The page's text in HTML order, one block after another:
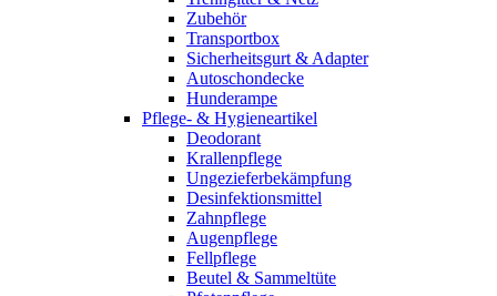
Zubehör
Transportbox
Sicherheitsgurt & Adapter
Autoschondecke
Hunderampe
Pflege- & Hygieneartikel
Deodorant
Krallenpflege
Ungezieferbekämpfung
Desinfektionsmittel
Zahnpflege
Augenpflege
Fellpflege
Beutel & Sammeltüte